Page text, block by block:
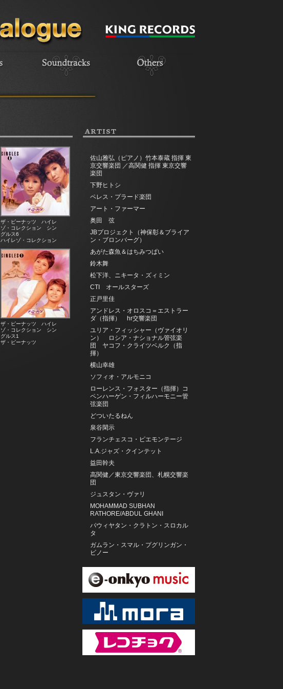
ザ・ピーナッツ ハイレ
ゾ・コレクション シン
グルス6
ハイレゾ・コレクション
ザ・ピーナッツ ハイレ
ゾ・コレクション シン
グルス1
ザ・ピーナッツ
ARTIST
佐山雅弘（ピアノ）竹本泰蔵 指揮 東
京交響楽団 ／高関健 指揮 東京交響
楽団
下野ヒトシ
ペレス・プラード楽団
アート・ファーマー
奥田 弦
JBプロジェクト（神保彰＆ブライア
ン・ブロンバーグ）
あがた森魚＆はちみつぱい
鈴木舞
松下洋、ニキータ・ズィミン
CTI オールスターズ
正戸里佳
アンドレス・オロスコ＝エストラー
ダ（指揮） hr交響楽団
ユリア・フィッシャー（ヴァイオリ
ン） ロシア・ナショナル管弦楽
団 ヤコフ・クライツベルク（指
揮）
横山幸雄
ソフィオ・アルモニコ
ローレンス・フォスター（指揮）コ
ペンハーゲン・フィルハーモニー管
弦楽団
どついたるねん
泉谷閑示
フランチェスコ・ピエモンテージ
L.A.ジャズ・クインテット
益田幹夫
高関健／東京交響楽団、札幌交響楽
団
ジュスタン・ヴァリ
MOHAMMAD SUBHAN
RATHORE/ABDUL GHANI
パウィヤタン・クラトン・スロカル
タ
ガムラン・スマル・プグリンガン・
ビノー
生月島壱部の長老たち
PANCHO AMAT Y SU CABILDO DEL
マレク・ヤノフスキ ／ドレスデン・
フィルハーモニー管弦楽団 ／ライプ
ツィヒMDR放送合唱団
サタデイ・ナイト・ライブ・バンド
ショーロクラブ